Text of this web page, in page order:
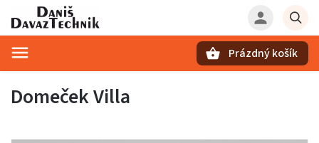
Prázdný košík
Domeček Villa